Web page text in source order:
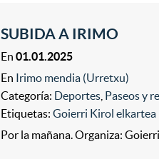
SUBIDA A IRIMO
En01.01.2025
En Irimo mendia (Urretxu)
Categoría: Deportes Paseos y
Etiquetas:Goierri Kirol elkartea
Por la mañana. Organiza: